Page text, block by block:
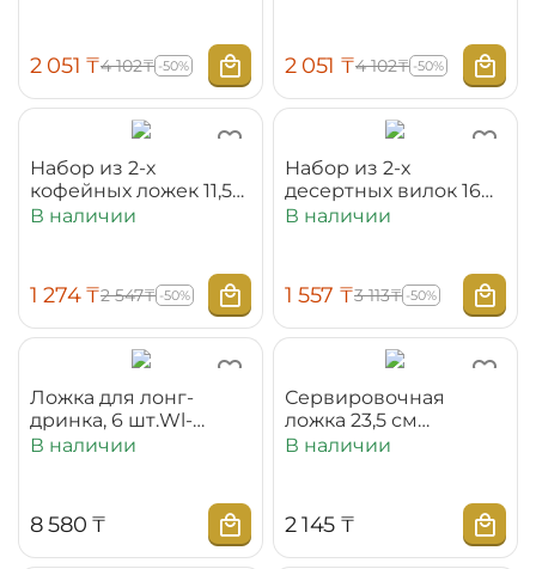
2 051 ₸4 102₸ -50% 2 051 ₸4 102₸ -50%
Набор из 2-х
кофейных ложек 11,5
см на блистере
В наличии
1 274 ₸2 547₸ -50%
Набор из 2-х
десертных вилок 16
см на блистере
В наличии
1 557 ₸3 113₸ -50%
Ложка для лонг-
дринка, 6 шт.Wl-
999121/C
упаковке
В наличии
8 580 ₸
Сервировочная
ложка 23,5 см
WL‑999112/1B
В наличии
2 145 ₸